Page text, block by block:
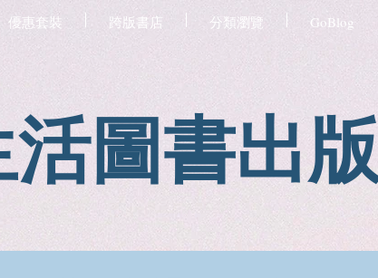
優惠套裝 跨版書店 分類瀏覽 GoBlog
圖書出版